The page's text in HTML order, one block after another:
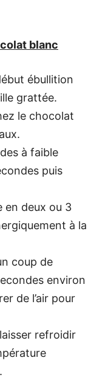
blanc
ébullition
grattée.
le chocolat
à faible
puis
en deux ou 3
à la
coup de
environ
de l’air pour
refroidir